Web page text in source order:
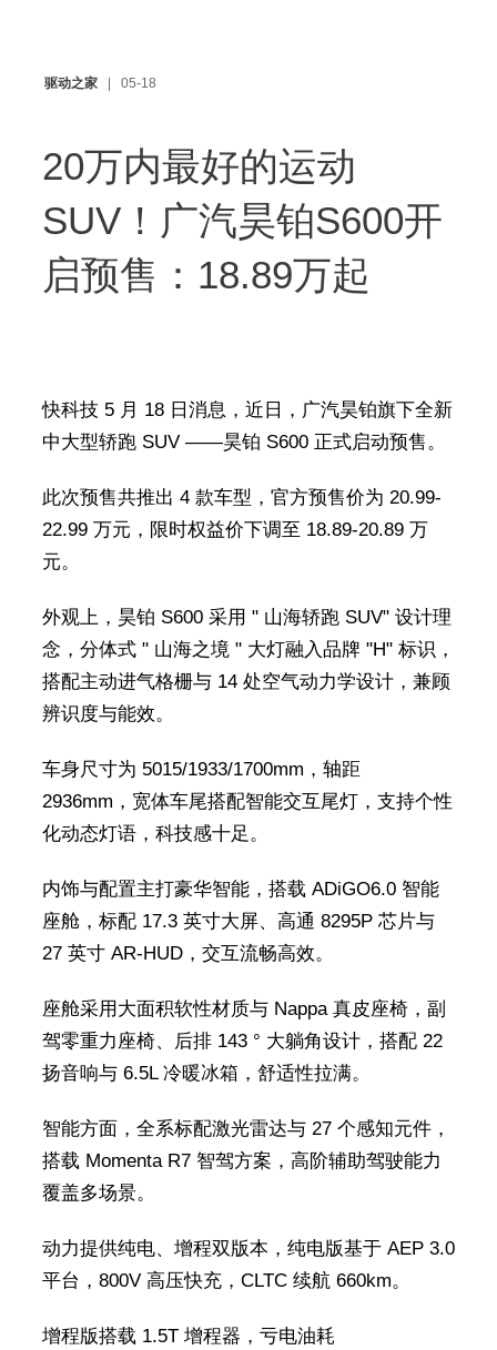
驱动之家 05-18
20万内最好的运动
SUV！广汽昊铂S600开
启预售：18.89万起
快科技 5 月 18 日消息，近日，广汽昊铂旗下全新
中大型轿跑 SUV ——昊铂 S600 正式启动预售。
此次预售共推出 4 款车型，官方预售价为 20.99-
22.99 万元，限时权益价下调至 18.89-20.89 万
元。
外观上，昊铂 S600 采用 " 山海轿跑 SUV" 设计理
念，分体式 " 山海之境 " 大灯融入品牌 "H" 标识，
搭配主动进气格栅与 14 处空气动力学设计，兼顾
辨识度与能效。
车身尺寸为 5015/1933/1700mm，轴距
2936mm，宽体车尾搭配智能交互尾灯，支持个性
化动态灯语，科技感十足。
内饰与配置主打豪华智能，搭载 ADiGO6.0 智能
座舱，标配 17.3 英寸大屏、高通 8295P 芯片与
27 英寸 AR-HUD，交互流畅高效。
座舱采用大面积软性材质与 Nappa 真皮座椅，副
驾零重力座椅、后排 143 ° 大躺角设计，搭配 22
扬音响与 6.5L 冷暖冰箱，舒适性拉满。
智能方面，全系标配激光雷达与 27 个感知元件，
搭载 Momenta R7 智驾方案，高阶辅助驾驶能力
覆盖多场景。
动力提供纯电、增程双版本，纯电版基于 AEP 3.0
平台，800V 高压快充，CLTC 续航 660km。
增程版搭载 1.5T 增程器，亏电油耗